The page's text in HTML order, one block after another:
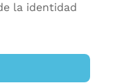
la identidad